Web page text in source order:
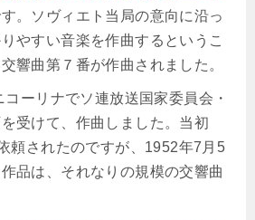
。ソヴィエト当局の意向に沿っ
やすい音楽を作曲するというこ
響曲第７番が作曲されました。
ーリナでソ連放送国家委員会・
受けて、作曲しました。当初
頼されたのですが、1952年7月5
品は、それなりの規模の交響曲